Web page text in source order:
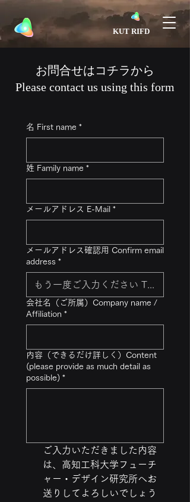
​KUT RIFD
お問合せはコチラから
Please contact us using this form
名 First name *
姓 Family name *
メールアドレス E-Mail *
メールアドレス確認用 Confirm email
address *
会社名（ご所属）Company name /
Affiliation *
内容（できるだけ詳しく）Content
(please provide as much detail as
possible) *
ご入力いただきました内容
は、高知工科大学フューチ
ャー・デザイン研究所へお
送りしてよろしいでしょう